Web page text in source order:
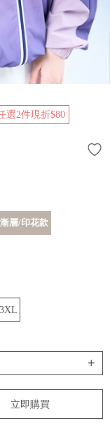
選2件現折$80
層/印花款
3XL
+
立即購買